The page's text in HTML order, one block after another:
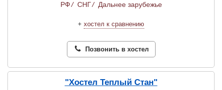
РФ/ СНГ/ Дальнее зарубежье
+ хостел к сравнению
Позвонить в хостел
"Хостел Теплый Стан"